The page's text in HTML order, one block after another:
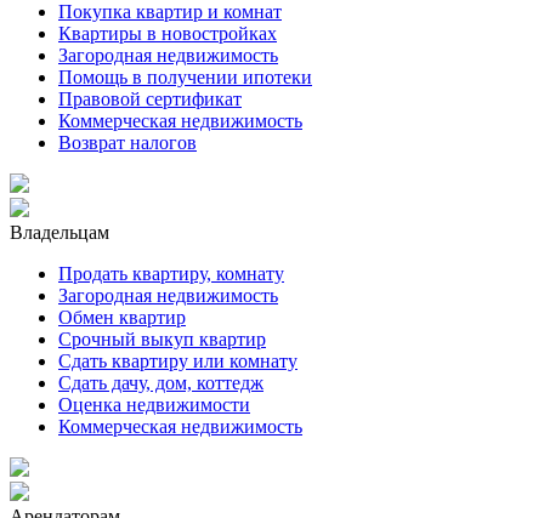
Покупка квартир и комнат
Квартиры в новостройках
Загородная недвижимость
Помощь в получении ипотеки
Правовой сертификат
Коммерческая недвижимость
Возврат налогов
Владельцам
Продать квартиру, комнату
Загородная недвижимость
Обмен квартир
Срочный выкуп квартир
Сдать квартиру или комнату
Сдать дачу, дом, коттедж
Оценка недвижимости
Коммерческая недвижимость